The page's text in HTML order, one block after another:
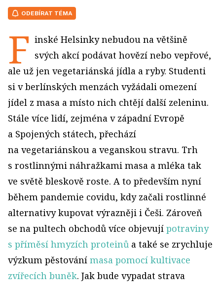
ODEBÍRAT TÉMA
F inské Helsinky nebudou na většině
svých akcí podávat hovězí nebo vepřové,
ale už jen vegetariánská jídla a ryby. Studenti
si v berlínských menzách vyžádali omezení
jídel z masa a místo nich chtějí další zeleninu.
Stále více lidí, zejména v západní Evropě
a Spojených státech, přechází
na vegetariánskou a veganskou stravu. Trh
s rostlinnými náhražkami masa a mléka tak
ve světě bleskově roste. A to především nyní
během pandemie covidu, kdy začali rostlinné
alternativy kupovat výrazněji i Češi. Zároveň
se na pultech obchodů více objevují potraviny
s příměsí hmyzích proteinů a také se zrychluje
výzkum pěstování masa pomocí kultivace
zvířecích buněk. Jak bude vypadat strava